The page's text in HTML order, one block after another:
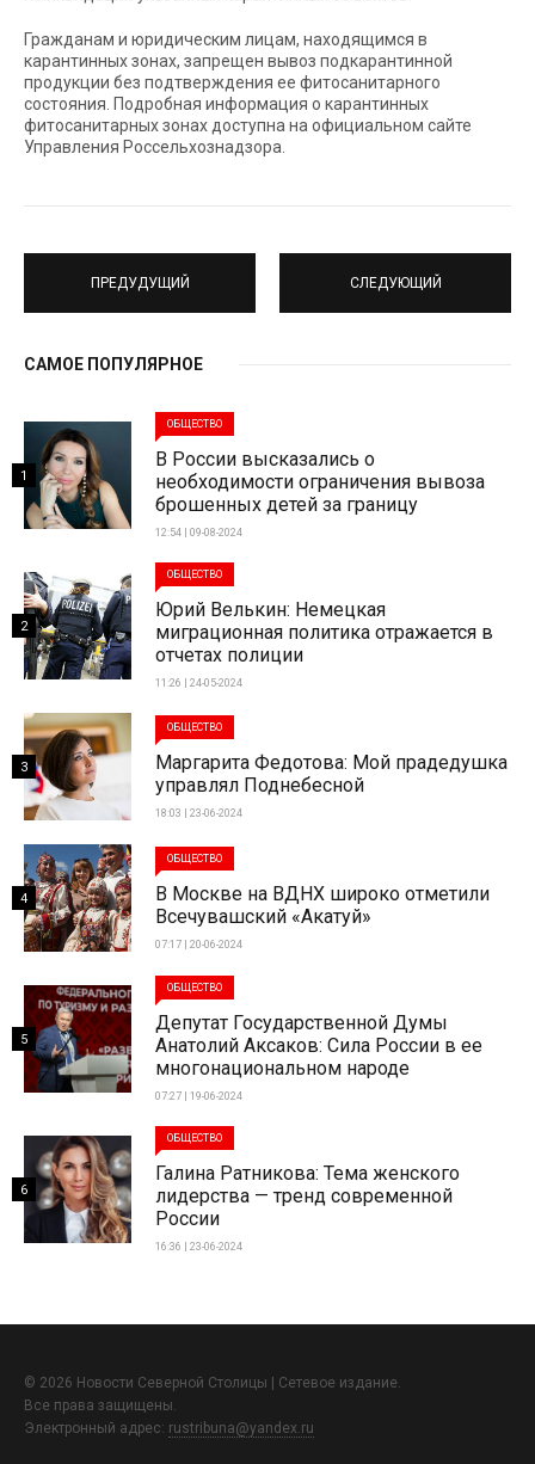
Гражданам и юридическим лицам, находящимся в
карантинных зонах, запрещен вывоз подкарантинной
продукции без подтверждения ее фитосанитарного
состояния. Подробная информация о карантинных
фитосанитарных зонах доступна на официальном сайте
Управления Россельхознадзора.
ПРЕДУДУЩИЙ СЛЕДУЮЩИЙ
САМОЕ ПОПУЛЯРНОЕ
ОБЩЕСТВО
В России высказались о
необходимости ограничения вывоза
брошенных детей за границу
12:54 | 09-08-2024
1
ОБЩЕСТВО
Юрий Велькин: Немецкая
миграционная политика отражается в
отчетах полиции
11:26 | 24-05-2024
2
ОБЩЕСТВО
Маргарита Федотова: Мой прадедушка
управлял Поднебесной
18:03 | 23-06-2024
3
ОБЩЕСТВО
В Москве на ВДНХ широко отметили
Всечувашский «Акатуй»
07:17 | 20-06-2024
4
ОБЩЕСТВО
Депутат Государственной Думы
Анатолий Аксаков: Сила России в ее
многонациональном народе
07:27 | 19-06-2024
5
ОБЩЕСТВО
Галина Ратникова: Тема женского
лидерства — тренд современной
России
16:36 | 23-06-2024
6
© 2026 Новости Северной Столицы | Сетевое издание.
Все права защищены.
Электронный адрес: rustribuna@yandex.ru